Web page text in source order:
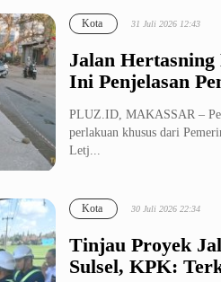
Jalan
Ini Penjelasan
Kota 31 Juli 2026 12:43
PLUZ.ID, MAKASSAR –
perlakuan khusus dari
Letj...
Tinjau Proyek
Sulsel, KPK:
Kota 30 Juli 2026 22:34